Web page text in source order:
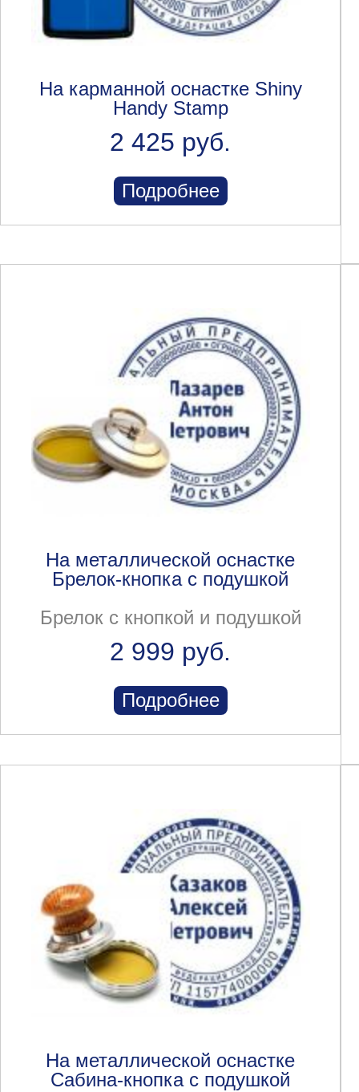
На карманной оснастке Shiny
Handy Stamp
2 425 руб.
Подробнее
На металлической оснастке
Брелок-кнопка с подушкой
Брелок с кнопкой и подушкой
2 999 руб.
Подробнее
На металлической оснастке
Сабина-кнопка с подушкой